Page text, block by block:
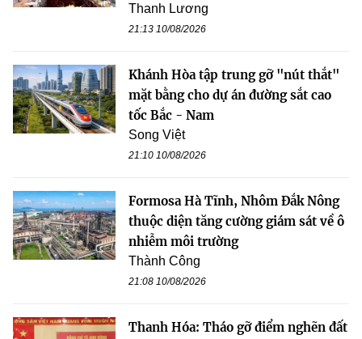
Thanh Lương
21:13 10/08/2026
Khánh Hòa tập trung gỡ "nút thắt"
mặt bằng cho dự án đường sắt cao
tốc Bắc - Nam
Song Việt
21:10 10/08/2026
Formosa Hà Tĩnh, Nhôm Đắk Nông
thuộc diện tăng cường giám sát về ô
nhiễm môi trường
Thành Công
21:08 10/08/2026
Thanh Hóa: Tháo gỡ điểm nghẽn đất